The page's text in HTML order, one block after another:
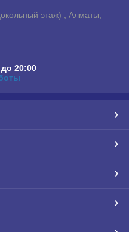
этаж) , Алматы,
20:00